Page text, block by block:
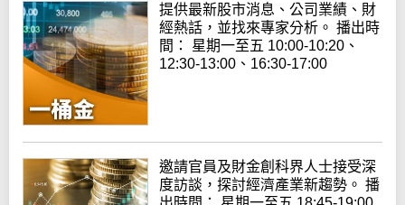
提供最新股市消息、公司業績、財
經熱話，並找來專家分析。 播出時
間： 星期一至五 10:00-10:20、
12:30-13:00、16:30-17:00
邀請官員及財金創科界人士接受深
度訪談，探討經濟產業新趨勢。 播